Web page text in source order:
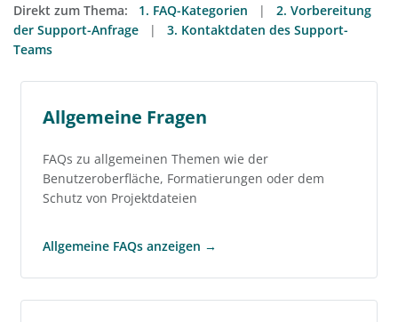
Direkt zum Thema: 1. FAQ-Kategorien |
2. Vorbereitung
der Support-Anfrage
|
3. Kontaktdaten des Support-
Teams
Allgemeine Fragen
FAQs zu allgemeinen Themen wie der
Benutzeroberfläche, Formatierungen oder dem
Schutz von Projektdateien
Allgemeine FAQs anzeigen →